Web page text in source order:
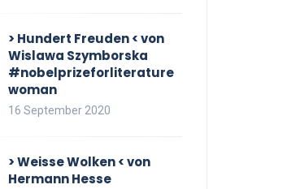
> Hundert Freuden < von
Wislawa Szymborska
#nobelprizeforliterature
woman
16 September 2020
> Weisse Wolken < von
Hermann Hesse